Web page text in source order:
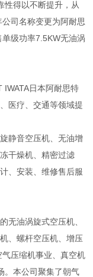
性得以不断提升，从
司名称变更为阿耐思
级功率7.5KW无油涡
IWATA日本阿耐思特
医疗、交通等领域提
静音空压机、无油增
干燥机、精密过滤
、安装、维修售后服
无油涡旋式空压机、
、螺杆空压机、增压
压缩机事业、真空机
。本公司聚集了朝气